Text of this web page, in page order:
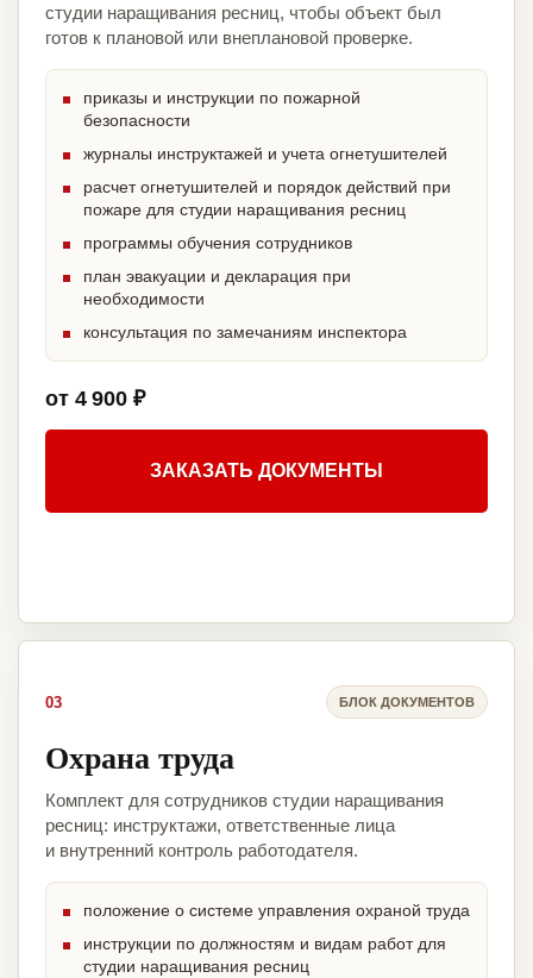
студии наращивания ресниц, чтобы объект был
готов к плановой или внеплановой проверке.
приказы и инструкции по пожарной
безопасности
журналы инструктажей и учета огнетушителей
расчет огнетушителей и порядок действий при
пожаре для студии наращивания ресниц
программы обучения сотрудников
план эвакуации и декларация при
необходимости
консультация по замечаниям инспектора
от 4 900 ₽
ЗАКАЗАТЬ ДОКУМЕНТЫ
03 БЛОК ДОКУМЕНТОВ
Охрана труда
Комплект для сотрудников студии наращивания
ресниц: инструктажи, ответственные лица
и внутренний контроль работодателя.
положение о системе управления охраной труда
инструкции по должностям и видам работ для
студии наращивания ресниц